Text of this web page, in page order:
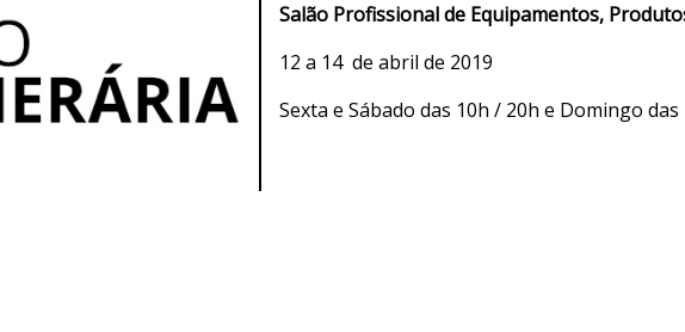
Salão Profissional de Equipamentos,
12 a 14 de abril de 2019
Sexta e Sábado das 10h / 20h e Domingo